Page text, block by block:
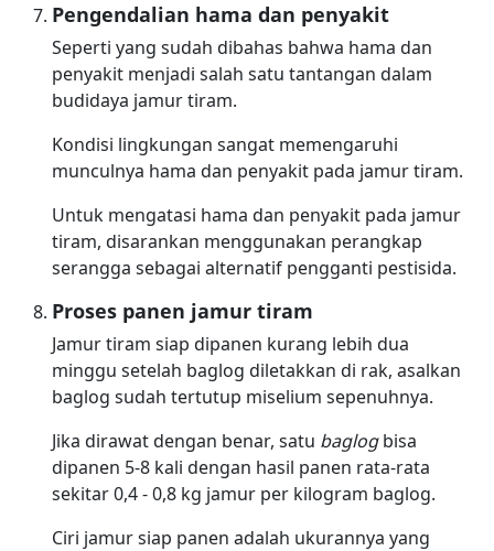
Pengendalian hama dan penyakit
Seperti yang sudah dibahas bahwa hama dan
penyakit menjadi salah satu tantangan dalam
budidaya jamur tiram.
Kondisi lingkungan sangat memengaruhi
munculnya hama dan penyakit pada jamur tiram.
Untuk mengatasi hama dan penyakit pada jamur
tiram, disarankan menggunakan perangkap
serangga sebagai alternatif pengganti pestisida.
Proses panen jamur tiram
Jamur tiram siap dipanen kurang lebih dua
minggu setelah baglog diletakkan di rak, asalkan
baglog sudah tertutup miselium sepenuhnya.
Jika dirawat dengan benar, satu baglogbisa
dipanen 5-8 kali dengan hasil panen rata-rata
sekitar 0,4 - 0,8 kg jamur per kilogram baglog.
Ciri jamur siap panen adalah ukurannya yang